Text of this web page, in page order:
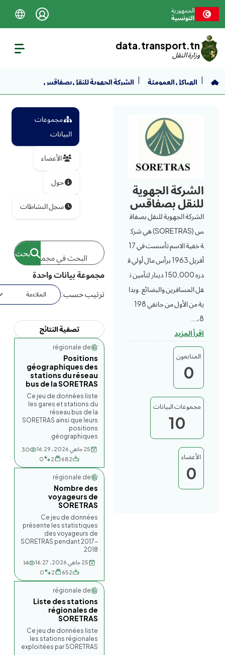
انتقل إلى المحتوى الرئيسي
الجمهورية
التونسية
data.transport.tn
وزارة النقل
الهياكل العموميّة الشركة الجهوية للنقل بصفاقس
مجموعات
البيانات
الأعضاء
حول
سجل النشاطات
ترتيب حسب
مجموعة بيانات واحدة
تصفية النتائج
Société régionale de...
Positions
géographiques des
stations du réseau
bus de la SORETRAS
Ce jeu de données liste
les gares et stations du
réseau bus de la
SORETRAS ainsi que leurs
positions
géographiques.
25 جانفي 2026، 16:29
30
682
2
0
Société régionale de...
Nombre des
voyageurs de
SORETRAS
Ce jeu de données
présente les statistiques
des voyageurs de
SORETRAS pendant 2017-
2018
25 جانفي 2026، 16:27
14
652
2
0
Société régionale de...
Liste des stations
régionales de
SORETRAS
Ce jeu de données liste
les stations régionales
exploitées par SORETRAS
الشركة الجهوية
للنقل بصفاقس
الشركة الجهوية للنقل بصفاق
س (SORETRAS) هي شرك
ة خفية الاسم تأسست في 17
أفريل 1963 برأس مال أولي ق
دره 150,000 دينار لتأمين ن
قل المسافرين والبضائع. وبدا
ية من الأول من جانفي 198
8،...
اقرأ المزيد
المتابعون
0
مجموعات البيانات
10
الأعضاء
0